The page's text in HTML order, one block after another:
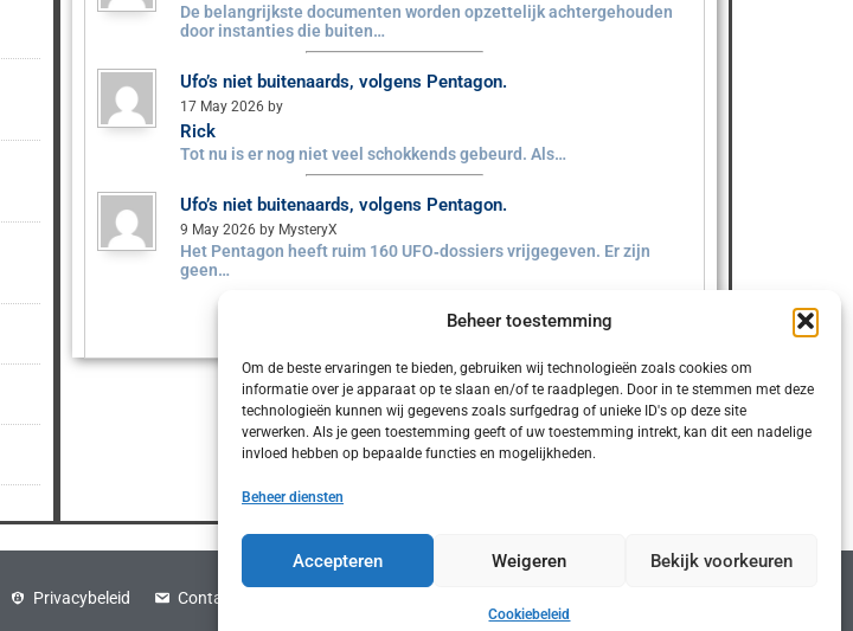
Beheer toestemming
Om de beste ervaringen te bieden, gebruiken wij technologieën zoals cookies om
informatie over je apparaat op te slaan en/of te raadplegen. Door in te stemmen met deze
technologieën kunnen wij gegevens zoals surfgedrag of unieke ID's op deze site
verwerken. Als je geen toestemming geeft of uw toestemming intrekt, kan dit een nadelige
invloed hebben op bepaalde functies en mogelijkheden.
Beheer diensten
Accepteren Weigeren Bekijk voorkeuren
Cookiebeleid
De belangrijkste documenten worden opzettelijk achtergehouden
door instanties die buiten…
Ufo’s niet buitenaards, volgens Pentagon.
17 May 2026 by
Rick
Tot nu is er nog niet veel schokkends gebeurd. Als…
Ufo’s niet buitenaards, volgens Pentagon.
9 May 2026 by MysteryX
Het Pentagon heeft ruim 160 UFO‑dossiers vrijgegeven. Er zijn
geen…
Privacybeleid Contact